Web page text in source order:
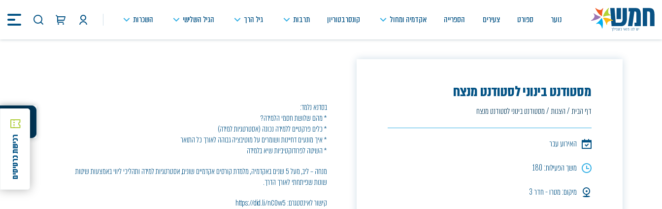
נוער ספורט צעירים הספרייה אקדמיה ומחול קונסרבטוריון תרבות גיל הרך הגיל השלישי השכרות
חיפוש
שיתוף
רכישת כרטיסים
מסטודנט בינוני לסטודנט מנצח
דף הבית/הצגות/מסטודנט בינוני לסטודנט מנצח
האירוע עבר
משך הפעילות: 180
מיקום: מטרו - חדר 3
שיתוף
בסדנא נלמד:
* מהם שלושת חסמי הלמידה?
* כלים פרקטיים ללמידה נכונה (אסטרטגיות למידה)
* איך מונעים דחיינות ושומרים על מוטיבציה גבוהה לאורך כל התואר
* השיטה לפרודוקטיביות שיא בלמידה
מנחה – ליב, מעל 5 שנים באקדמיה, מלמדת קורסים אקדמיים שונים, אסטרטגיות למידה ותהליכי ליווי באמצעות שיטות
שונות שפיתחתי לאורך הדרך.
קישור לאינסטגרם: https://did.li/nC0w5